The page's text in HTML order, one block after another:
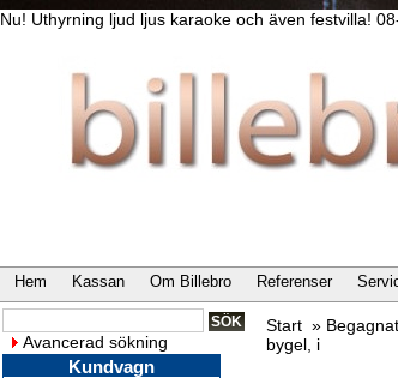
Nu! Uthyrning ljud ljus karaoke och även festvilla!
Hem Kassan Om Billebro Referenser
Avancerad sökning
Kundvagn
Start »
bygel, i